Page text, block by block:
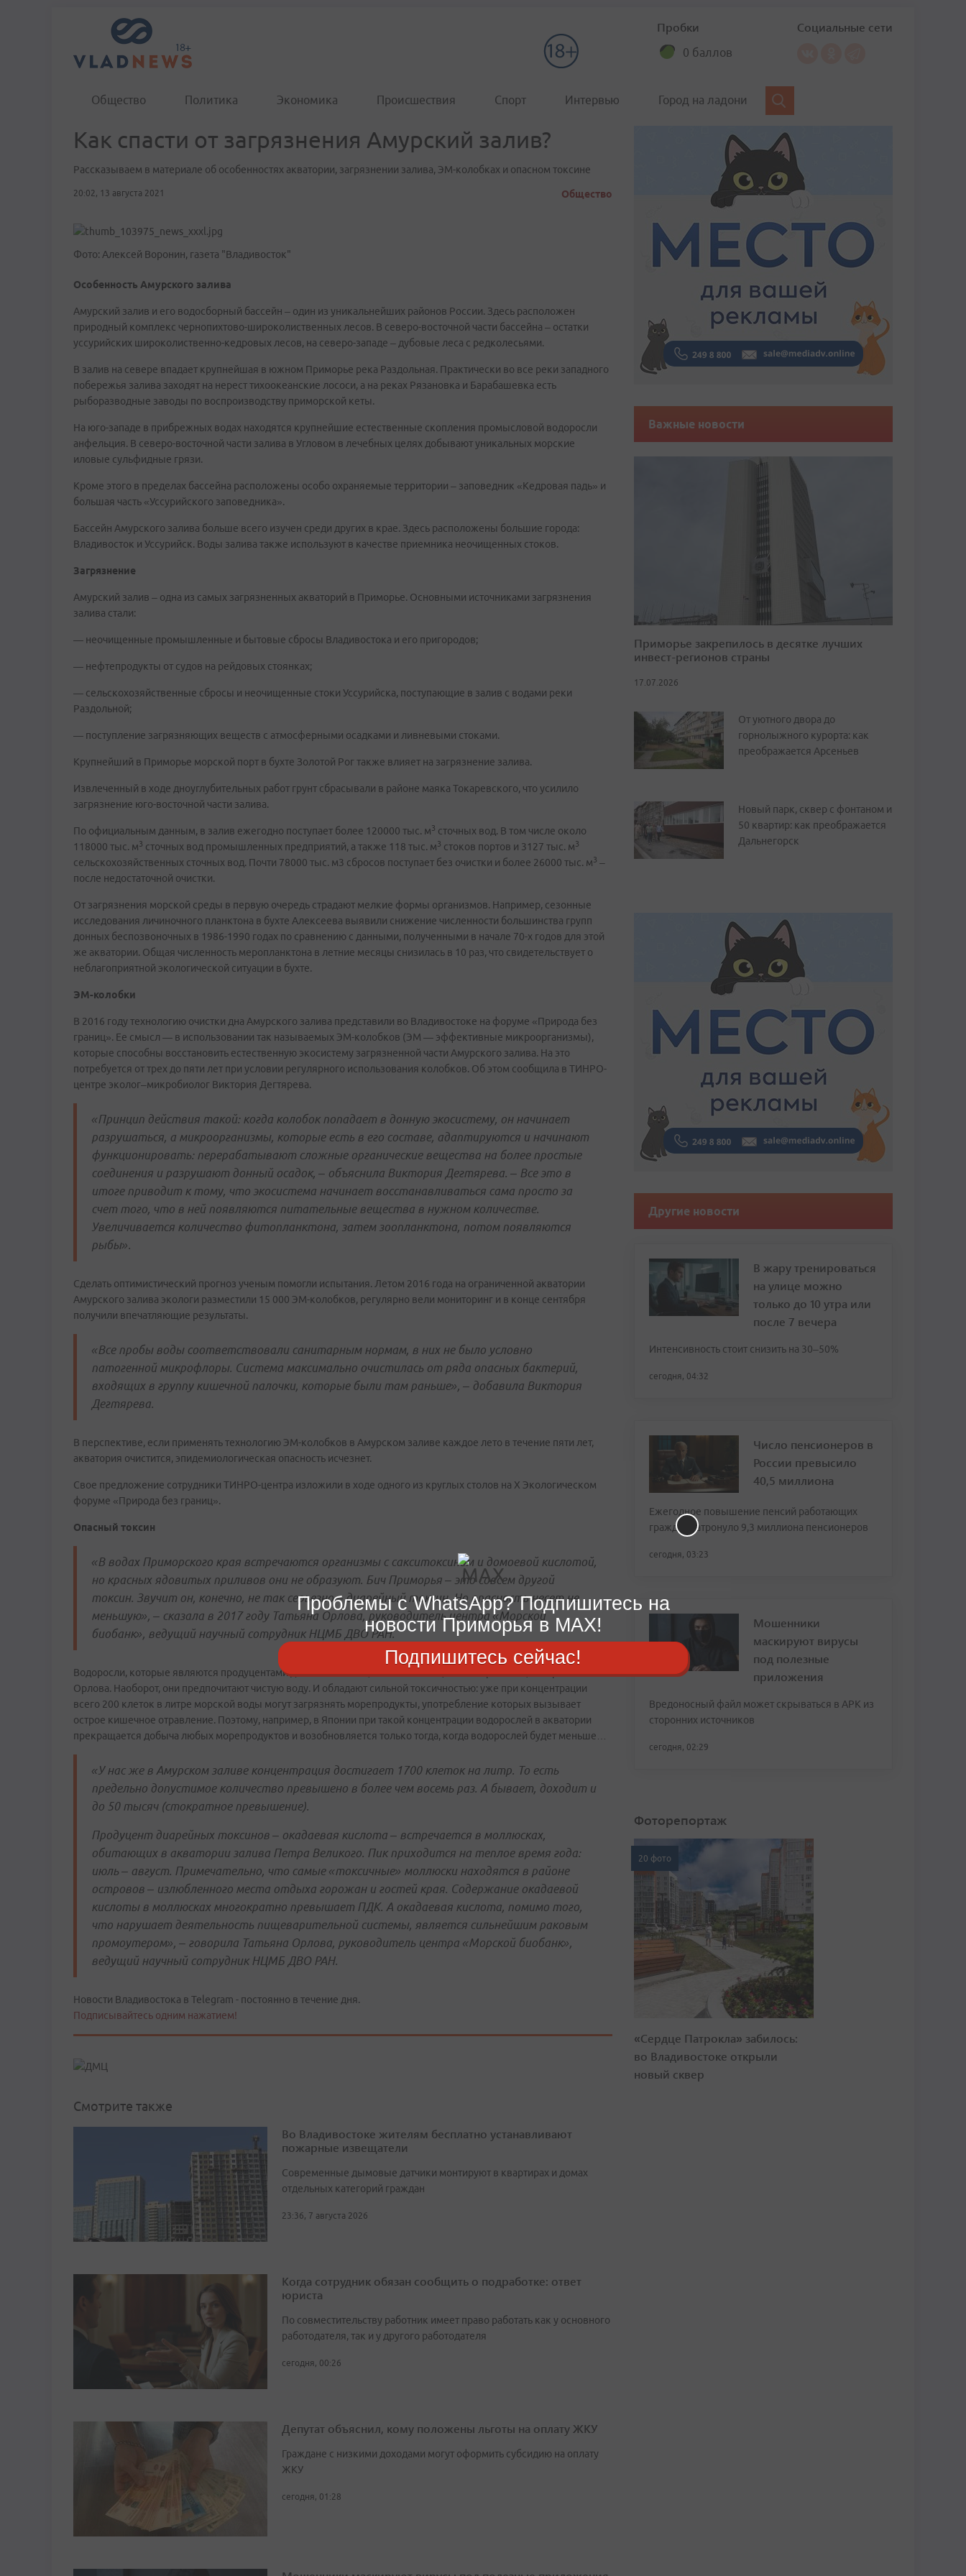
Пробки
0 баллов
Социальные сети
Общество Политика Экономика Происшествия Спорт Интервью Город на ладони
Как спасти от загрязнения Амурский залив?
Рассказываем в материале об особенностях акватории, загрязнении залива, ЭМ-колобках и опасном токсине
20:02, 13 августа 2021 Общество
Фото: Алексей Воронин, газета "Владивосток"
Особенность Амурского залива
Амурский залив и его водосборный бассейн – один из уникальнейших районов России. Здесь расположен
природный комплекс чернопихтово-широколиственных лесов. В северо-восточной части бассейна – остатки
уссурийских широколиственно-кедровых лесов, на северо-западе – дубовые леса с редколесьями.
В залив на севере впадает крупнейшая в южном Приморье река Раздольная. Практически во все реки западного
побережья залива заходят на нерест тихоокеанские лососи, а на реках Рязановка и Барабашевка есть
рыборазводные заводы по воспроизводству приморской кеты.
На юго-западе в прибрежных водах находятся крупнейшие естественные скопления промысловой водоросли
анфельция. В северо-восточной части залива в Угловом в лечебных целях добывают уникальных морские
иловые сульфидные грязи.
Кроме этого в пределах бассейна расположены особо охраняемые территории – заповедник «Кедровая падь» и
большая часть «Уссурийского заповедника».
Бассейн Амурского залива больше всего изучен среди других в крае. Здесь расположены большие города:
Владивосток и Уссурийск. Воды залива также используют в качестве приемника неочищенных стоков.
Загрязнение
Амурский залив – одна из самых загрязненных акваторий в Приморье. Основными источниками загрязнения
залива стали:
— неочищенные промышленные и бытовые сбросы Владивостока и его пригородов;
— нефтепродукты от судов на рейдовых стоянках;
— сельскохозяйственные сбросы и неочищенные стоки Уссурийска, поступающие в залив с водами реки
Раздольной;
— поступление загрязняющих веществ с атмосферными осадками и ливневыми стоками.
Крупнейший в Приморье морской порт в бухте Золотой Рог также влияет на загрязнение залива.
Извлеченный в ходе дноуглубительных работ грунт сбрасывали в районе маяка Токаревского, что усилило
загрязнение юго-восточной части залива.
По официальным данным, в залив ежегодно поступает более 120000 тыс. м3 сточных вод. В том числе около
118000 тыс. м3 сточных вод промышленных предприятий, а также 118 тыс. м3 стоков портов и 3127 тыс. м3
сельскохозяйственных сточных вод. Почти 78000 тыс. м3 сбросов поступает без очистки и более 26000 тыс. м3 –
после недостаточной очистки.
От загрязнения морской среды в первую очередь страдают мелкие формы организмов. Например, сезонные
исследования личиночного планктона в бухте Алексеева выявили снижение численности большинства групп
донных беспозвоночных в 1986-1990 годах по сравнению с данными, полученными в начале 70-х годов для этой
же акватории. Общая численность меропланктона в летние месяцы снизилась в 10 раз, что свидетельствует о
неблагоприятной экологической ситуации в бухте.
ЭМ-колобки
В 2016 году технологию очистки дна Амурского залива представили во Владивостоке на форуме «Природа без
границ». Ее смысл — в использовании так называемых ЭМ-колобков (ЭМ — эффективные микроорганизмы),
которые способны восстановить естественную экосистему загрязненной части Амурского залива. На это
потребуется от трех до пяти лет при условии регулярного использования колобков. Об этом сообщила в ТИНРО-
центре эколог–микробиолог Виктория Дегтярева.
«Принцип действия такой: когда колобок попадает в донную экосистему, он начинает
разрушаться, а микроорганизмы, которые есть в его составе, адаптируются и начинают
функционировать: перерабатывают сложные органические вещества на более простые
соединения и разрушают донный осадок, – объяснила Виктория Дегтярева. – Все это в
итоге приводит к тому, что экосистема начинает восстанавливаться сама просто за
счет того, что в ней появляются питательные вещества в нужном количестве.
Увеличивается количество фитопланктона, затем зоопланктона, потом появляются
рыбы».
Сделать оптимистический прогноз ученым помогли испытания. Летом 2016 года на ограниченной акватории
Амурского залива экологи разместили 15 000 ЭМ-колобков, регулярно вели мониторинг и в конце сентября
получили впечатляющие результаты.
«Все пробы воды соответствовали санитарным нормам, в них не было условно
патогенной микрофлоры. Система максимально очистилась от ряда опасных бактерий,
входящих в группу кишечной палочки, которые были там раньше», – добавила Виктория
Дегтярева.
В перспективе, если применять технологию ЭМ-колобков в Амурском заливе каждое лето в течение пяти лет,
акватория очистится, эпидемиологическая опасность исчезнет.
Свое предложение сотрудники ТИНРО-центра изложили в ходе одного из круглых столов на X Экологическом
форуме «Природа без границ».
Опасный токсин
«В водах Приморского края встречаются организмы с сакситоксином и домоевой кислотой,
но красных ядовитых приливов они не образуют. Бич Приморья – это совсем другой
токсин. Звучит он, конечно, не так серьезно – диарейный токсин. Но опасность несет не
меньшую», – сказала в 2017 году Татьяна Орлова, руководитель центра «Морской
биобанк», ведущий научный сотрудник НЦМБ ДВО РАН.
Водоросли, которые являются продуцентами данного токсина, не вызывают цветных приливов, говорила Татьяна
Орлова. Наоборот, они предпочитают чистую воду. И обладают сильной токсичностью: уже при концентрации
всего 200 клеток в литре морской воды могут загрязнять морепродукты, употребление которых вызывает
острое кишечное отравление. Поэтому, например, в Японии при такой концентрации водорослей в акватории
прекращается добыча любых морепродуктов и возобновляется только тогда, когда водорослей будет меньше…
«У нас же в Амурском заливе концентрация достигает 1700 клеток на литр. То есть
предельно допустимое количество превышено в более чем восемь раз. А бывает, доходит и
до 50 тысяч (стократное превышение).
Продуцент диарейных токсинов – окадаевая кислота – встречается в моллюсках,
обитающих в акватории залива Петра Великого. Пик приходится на теплое время года:
июль – август. Примечательно, что самые «токсичные» моллюски находятся в районе
островов – излюбленного места отдыха горожан и гостей края. Содержание окадаевой
кислоты в моллюсках многократно превышает ПДК. А окадаевая кислота, помимо того,
что нарушает деятельность пищеварительной системы, является сильнейшим раковым
промоутером», – говорила Татьяна Орлова, руководитель центра «Морской биобанк»,
ведущий научный сотрудник НЦМБ ДВО РАН.
Новости Владивостока в Telegram - постоянно в течение дня.
Подписывайтесь одним нажатием!
Смотрите также
Во Владивостоке жителям бесплатно устанавливают
пожарные извещатели
Современные дымовые датчики монтируют в квартирах и домах
отдельных категорий граждан
23:36, 7 августа 2026
Когда сотрудник обязан сообщить о подработке: ответ
юриста
По совместительству работник имеет право работать как у основного
работодателя, так и у другого работодателя
сегодня, 00:26
Депутат объяснил, кому положены льготы на оплату ЖКУ
Граждане с низкими доходами могут оформить субсидию на оплату
ЖКУ
сегодня, 01:28
Важные новости
Приморье закрепилось в десятке лучших
инвест-регионов страны
17.07.2026
От уютного двора до
горнолыжного курорта: как
преображается Арсеньев
Новый парк, сквер с фонтаном и
50 квартир: как преображается
Дальнегорск
Другие новости
В жару тренироваться
на улице можно
только до 10 утра или
после 7 вечера
Интенсивность стоит снизить на 30–50%
сегодня, 04:32
Число пенсионеров в
России превысило
40,5 миллиона
Ежегодное повышение пенсий работающих
граждан затронуло 9,3 миллиона пенсионеров
сегодня, 03:23
Мошенники
маскируют вирусы
под полезные
приложения
Вредоносный файл может скрываться в APK из
сторонних источников
сегодня, 02:29
Фоторепортаж
20 фото
«Сердце Патрокла» забилось:
во Владивостоке открыли
новый сквер
Проблемы с WhatsApp? Подпишитесь на
новости Приморья в MAX!
Подпишитесь сейчас!